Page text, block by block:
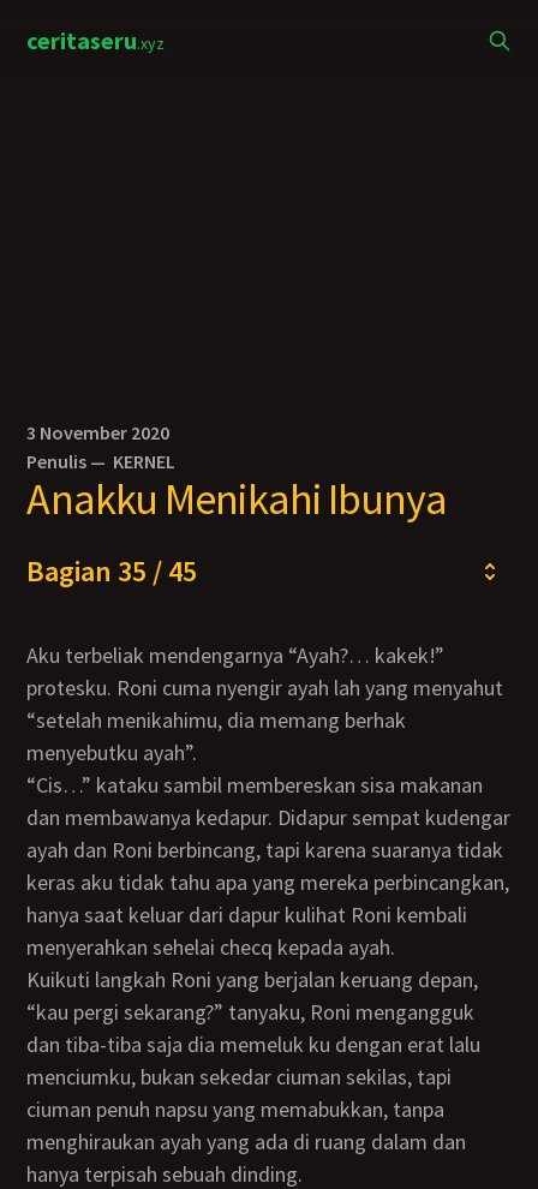
ceritaseru.xyz
3 November 2020
Penulis — KERNEL
Anakku Menikahi Ibunya
Bagian 35 / 45
Aku terbeliak mendengarnya “Ayah?… kakek!”
protesku. Roni cuma nyengir ayah lah yang menyahut
“setelah menikahimu, dia memang berhak
menyebutku ayah”.
“Cis…” kataku sambil membereskan sisa makanan
dan membawanya kedapur. Didapur sempat kudengar
ayah dan Roni berbincang, tapi karena suaranya tidak
keras aku tidak tahu apa yang mereka perbincangkan,
hanya saat keluar dari dapur kulihat Roni kembali
menyerahkan sehelai checq kepada ayah.
Kuikuti langkah Roni yang berjalan keruang depan,
“kau pergi sekarang?” tanyaku, Roni mengangguk
dan tiba-tiba saja dia memeluk ku dengan erat lalu
menciumku, bukan sekedar ciuman sekilas, tapi
ciuman penuh napsu yang memabukkan, tanpa
menghiraukan ayah yang ada di ruang dalam dan
hanya terpisah sebuah dinding.